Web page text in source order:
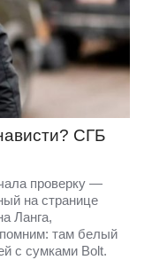
СГБ
проверку —
на странице
Ланга,
там белый
с сумками Bolt.